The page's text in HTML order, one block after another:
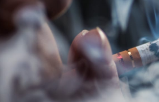
الوقت المناسب لممارسة التمارين 🔥